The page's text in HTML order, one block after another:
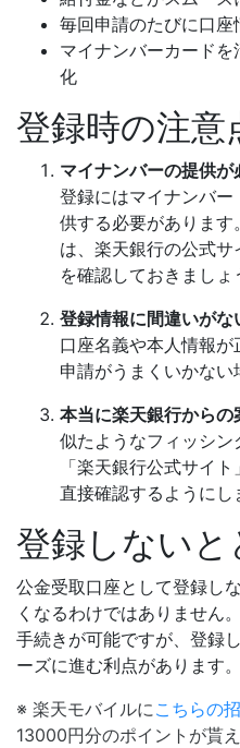
毎回申請のたびに口
マイナンバーカード
化
登録時の注意
マイナンバーの提供が
登録にはマイナンバ
供する必要がありま
は、楽天銀行の公式
を確認しておきましょ
登録情報に間違いがな
口座名義や本人情報が
申請がうまくいかない
本当に楽天銀行からの
似たようなフィッシン
「楽天銀行公式サイ
直接確認するようにし
登録しないと
公金受取口座として登録し
くなるわけではありません
手続きが可能ですが、登録
ーズに進む利点があります。
※ 楽天モバイルに こちらの
13000円分のポイントが貰